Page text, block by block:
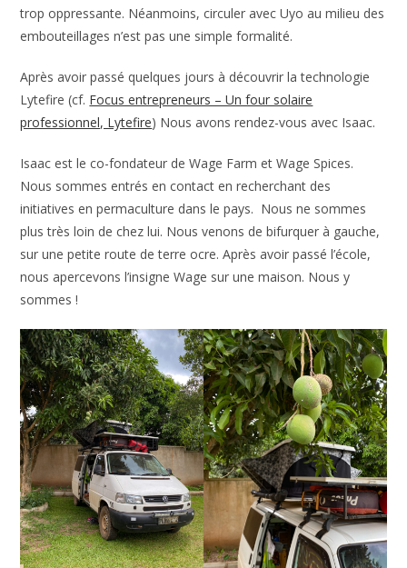
trop oppressante. Néanmoins, circuler avec Uyo au milieu des
embouteillages n’est pas une simple formalité.
Après avoir passé quelques jours à découvrir la technologie
Lytefire (cf. Focus entrepreneurs – Un four solaire
professionnel, Lytefire) Nous avons rendez-vous avec Isaac.
Isaac est le co-fondateur de Wage Farm et Wage Spices.
Nous sommes entrés en contact en recherchant des
initiatives en permaculture dans le pays. Nous ne sommes
plus très loin de chez lui. Nous venons de bifurquer à gauche,
sur une petite route de terre ocre. Après avoir passé l’école,
nous apercevons l’insigne Wage sur une maison. Nous y
sommes !